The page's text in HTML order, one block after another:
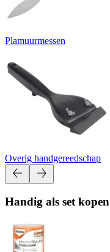
Plamuurmessen
Overig handgereedschap
Handig als set kopen